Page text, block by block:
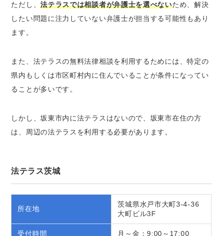
ただし、法テラスでは相談者が弁護士を選べないため、解決
したい問題に注力していない弁護士が担当する可能性もあり
ます。
また、法テラスの無料法律相談を利用するためには、特定の
県内もしくは市区町村内に住んでいることが条件になってい
ることが多いです。
しかし、坂東市内に法テラスはないので、坂東市在住の方
は、周辺の法テラスを利用する必要があります。
法テラス茨城
所在地
茨城県水戸市大町3-4-36
大町ビル3F
受付時間 月～金：9:00～17:00